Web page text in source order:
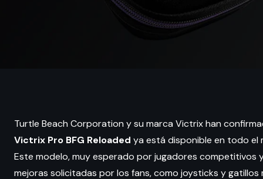
Turtle Beach Corporation y su marca Victrix han
Victrix Pro BFG Reloaded ya está disponible en todo el
Este modelo, muy esperado por jugadores competitivos
mejoras solicitadas por los fans, como joysticks y